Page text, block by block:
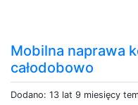
Mobilna naprawa
całodobowo
Dodano: 13 lat 9 miesięcy